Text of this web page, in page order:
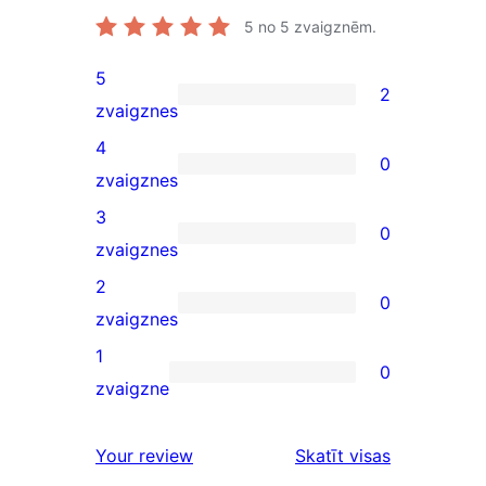
5 no 5 zvaigznēm.
2
5-
star
reviews
5
zvaigznes
2
0
4-
star
reviews
4
zvaigznes
0
0
3-
star
reviews
3
zvaigznes
0
0
2-
star
2
zvaigznes
0
0
star
1
zvaigzne
0
Your review
Skatīt visas